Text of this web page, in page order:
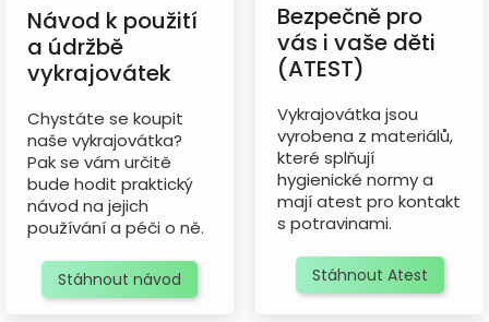
Návod k použití
a údržbě
vykrajovátek
Chystáte se koupit
naše vykrajovátka?
Pak se vám určitě
bude hodit praktický
návod na jejich
používání a péči o ně.
Stáhnout návod
Bezpečně pro
vás i vaše děti
(ATEST)
Vykrajovátka jsou
vyrobena z materiálů,
které splňují
hygienické normy a
mají atest pro kontakt
s potravinami.
Stáhnout Atest